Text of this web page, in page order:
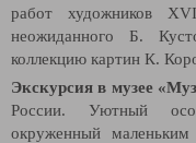
работ художников
неожиданного Б.
коллекцию картин К.
Экскурсия в музее
России. Уютный
окруженный